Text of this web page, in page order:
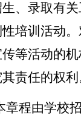
、录取有
培训活动
等活动的
责任的权利
章程由学校